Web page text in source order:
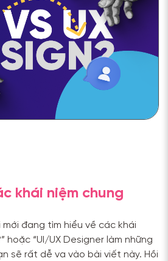
khái niệm chung
đang tìm hiểu về các khái
hoặc “UI/UX Designer làm những
sẽ rất dễ va vào bài viết này. Hồi